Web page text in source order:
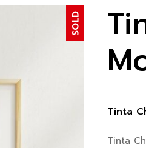
SOLD
Tinta
Tinta